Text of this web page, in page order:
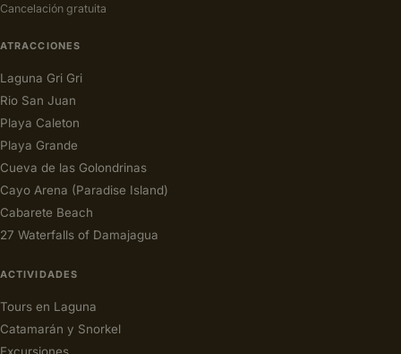
Cancelación gratuita
ATRACCIONES
Laguna Gri Gri
Rio San Juan
Playa Caleton
Playa Grande
Cueva de las Golondrinas
Cayo Arena (Paradise Island)
Cabarete Beach
27 Waterfalls of Damajagua
ACTIVIDADES
Tours en Laguna
Catamarán y Snorkel
Excursiones